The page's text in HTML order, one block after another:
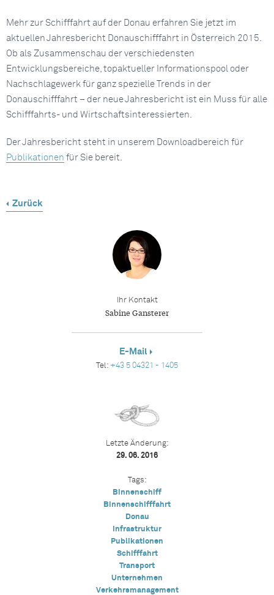
Mehr zur Schifffahrt auf der Donau erfahren Sie jetzt im
aktuellen Jahresbericht Donauschifffahrt in Österreich 2015.
Ob als Zusammenschau der verschiedensten
Entwicklungsbereiche, topaktueller Informationspool oder
Nachschlagewerk für ganz spezielle Trends in der
Donauschifffahrt – der neue Jahresbericht ist ein Muss für alle
Schifffahrts- und Wirtschaftsinteressierten.
Der Jahresbericht steht in unserem Downloadbereich für
Publikationen für Sie bereit.
Zurück
Ihr Kontakt
Sabine Gansterer
E-Mail
Tel: +43 5 04321 - 1405
Letzte Änderung:
29. 06. 2016
Tags:
Binnenschiff
Binnenschifffahrt
Donau
Infrastruktur
Publikationen
Schifffahrt
Transport
Unternehmen
Verkehrsmanagement